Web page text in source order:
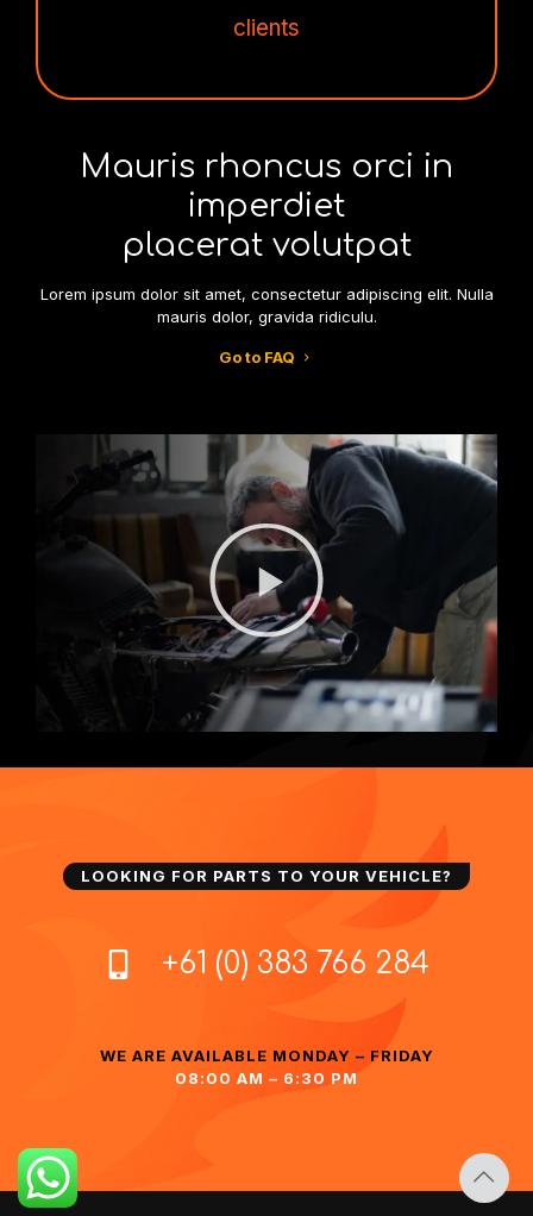
clients
Mauris rhoncus orci in
imperdiet
placerat volutpat
Lorem ipsum dolor sit amet, consectetur adipiscing elit. Nulla
mauris dolor, gravida ridiculu.
Go to FAQ
LOOKING FOR PARTS TO YOUR VEHICLE?
+61 (0) 383 766 284
WE ARE AVAILABLE MONDAY – FRIDAY
08:00 AM – 6:30 PM